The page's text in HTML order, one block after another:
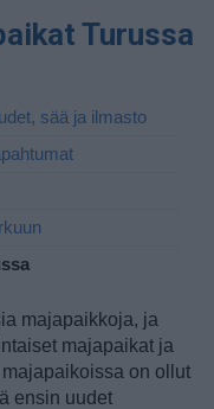
Turussa
sää ja ilmasto
majapaikkoja, ja
majapaikat ja
on ollut
ensin uudet